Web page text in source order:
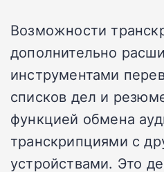
Возможности
дополнительно
инструментами
списков дел и
функцией обмена
транскрипциями с
устройствами. Это